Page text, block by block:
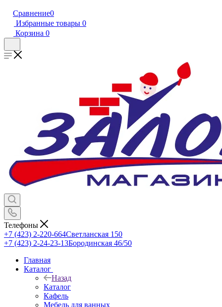
Сравнение0
Избранные товары 0
Корзина 0
Телефоны
+7 (423) 2-220-664Светланская 150
+7 (423) 2-24-23-13Бородинская 46/50
Главная
Каталог
Назад
Каталог
Кафель
Мебель для ванных